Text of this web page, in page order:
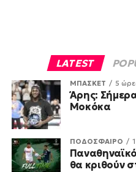
LATEST
ΜΠΑΣΚΕΤ 5
Άρης:
Μοκόκα
ΠΟΔΟΣΦΑΙΡΟ
θα κριθούν